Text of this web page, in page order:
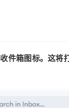
收件箱图标。这将